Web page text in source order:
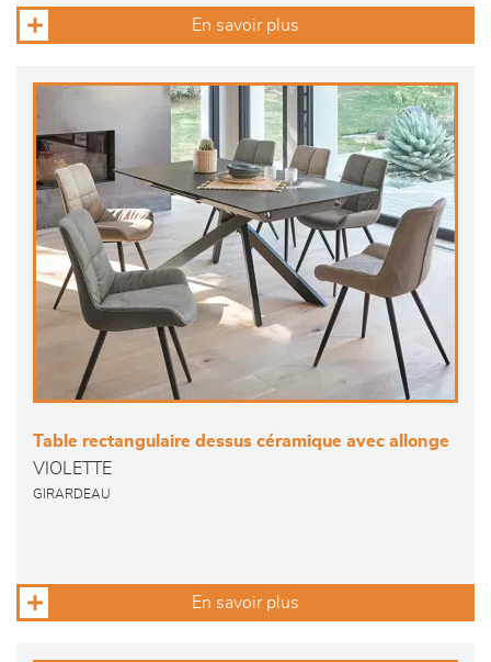
En savoir plus
Table rectangulaire dessus céramique avec allonge
VIOLETTE
GIRARDEAU
En savoir plus